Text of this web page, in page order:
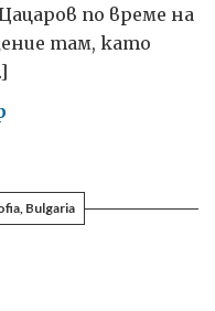
по време на
там, като
Bulgaria